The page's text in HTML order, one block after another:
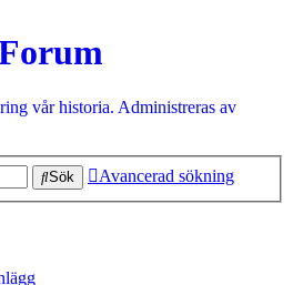
vår historia. Administreras av
Sök Avancerad sökning